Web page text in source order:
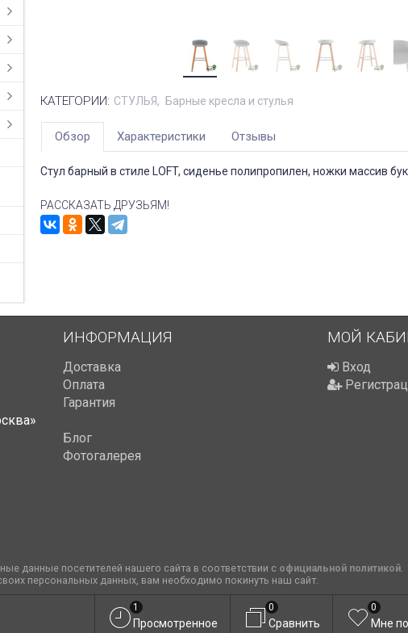
КАТЕГОРИИ: СТУЛЬЯ Барные кресла и стулья
Обзор Характеристики Отзывы
Стул барный в стиле LOFT, сиденье полипропилен, ножки массив
РАССКАЗАТЬ ДРУЗЬЯМ!
ИНФОРМАЦИЯ
Доставка
Оплата
Гарантия
Блог
Фотогалерея
МОЙ
Вход
данные посетителей нашего сайта в соответствии с официальной политикой.
персональных данных, вам необходимо покинуть наш сайт.
Просмотренное
1
Сравнить
0
Мне
0